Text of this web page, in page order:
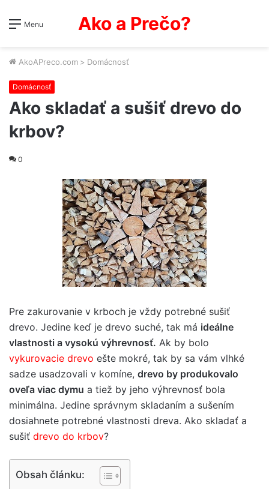
Menu Ako a Prečo?
AkoAPreco.com > Domácnosť
Domácnosť
Ako skladať a sušiť drevo do
krbov?
0
Pre zakurovanie v krboch je vždy potrebné sušiť
drevo. Jedine keď je drevo suché, tak má ideálne
vlastnosti a vysokú výhrevnosť. Ak by bolo
vykurovacie drevo ešte mokré, tak by sa vám vlhké
sadze usadzovali v komíne, drevo by produkovalo
oveľa viac dymu a tiež by jeho výhrevnosť bola
minimálna. Jedine správnym skladaním a sušením
dosiahnete potrebné vlastnosti dreva. Ako skladať a
sušiť drevo do krbov?
Obsah článku: